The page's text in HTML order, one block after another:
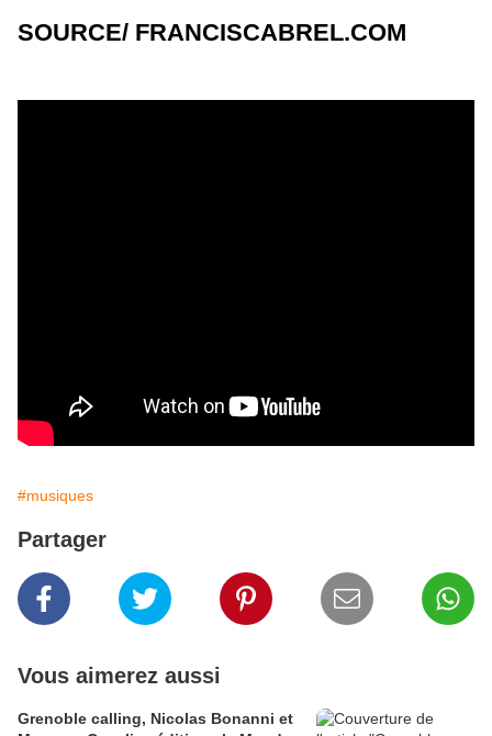
SOURCE/ FRANCISCABREL.COM
#musiques
Partager
Vous aimerez aussi
Grenoble calling, Nicolas Bonanni et